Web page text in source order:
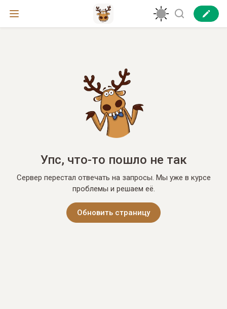
Упс, что-то пошло не так
Сервер перестал отвечать на запросы. Мы уже в курсе
проблемы и решаем её.
Обновить страницу